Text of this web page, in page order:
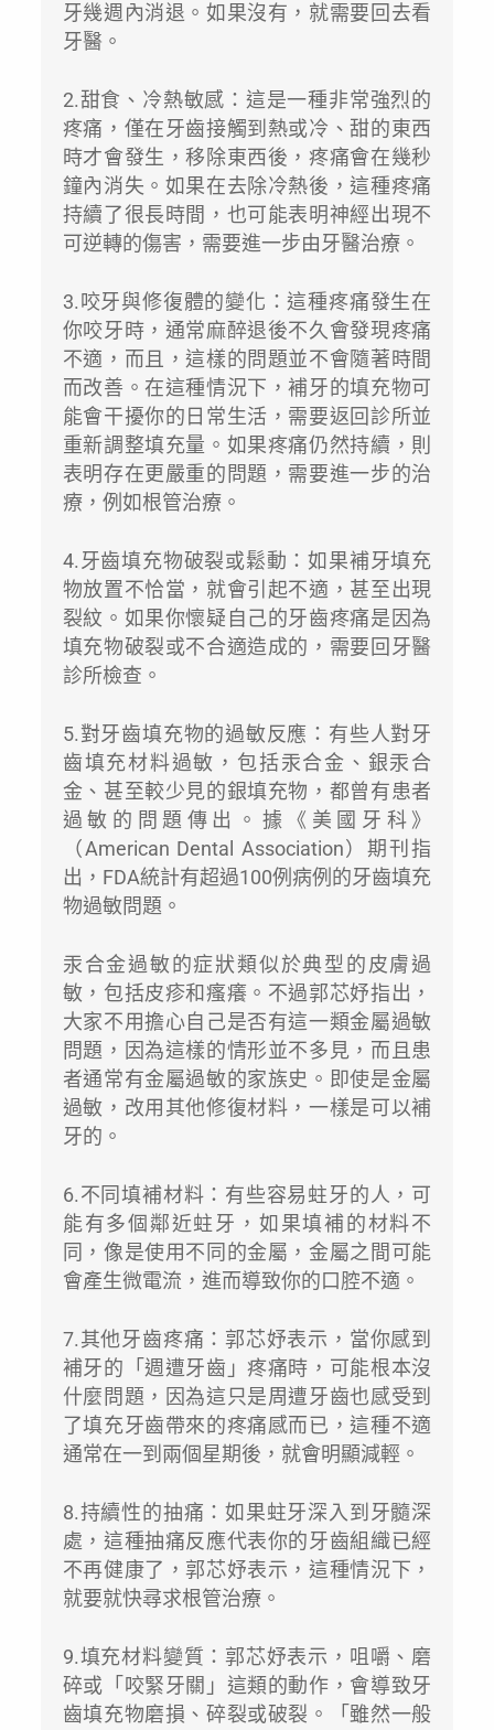
牙幾週內消退。如果沒有，就需要回去看
牙醫。
2.甜食、冷熱敏感：這是一種非常強烈的
疼痛，僅在牙齒接觸到熱或冷、甜的東西
時才會發生，移除東西後，疼痛會在幾秒
鐘內消失。如果在去除冷熱後，這種疼痛
持續了很長時間，也可能表明神經出現不
可逆轉的傷害，需要進一步由牙醫治療。
3.咬牙與修復體的變化：這種疼痛發生在
你咬牙時，通常麻醉退後不久會發現疼痛
不適，而且，這樣的問題並不會隨著時間
而改善。在這種情況下，補牙的填充物可
能會干擾你的日常生活，需要返回診所並
重新調整填充量。如果疼痛仍然持續，則
表明存在更嚴重的問題，需要進一步的治
療，例如根管治療。
4.牙齒填充物破裂或鬆動：如果補牙填充
物放置不恰當，就會引起不適，甚至出現
裂紋。如果你懷疑自己的牙齒疼痛是因為
填充物破裂或不合適造成的，需要回牙醫
診所檢查。
5.對牙齒填充物的過敏反應：有些人對牙
齒填充材料過敏，包括汞合金、銀汞合
金、甚至較少見的銀填充物，都曾有患者
過敏的問題傳出。據《美國牙科》
（American Dental Association）期刊指
出，FDA統計有超過100例病例的牙齒填充
物過敏問題。
汞合金過敏的症狀類似於典型的皮膚過
敏，包括皮疹和瘙癢。不過郭芯妤指出，
大家不用擔心自己是否有這一類金屬過敏
問題，因為這樣的情形並不多見，而且患
者通常有金屬過敏的家族史。即使是金屬
過敏，改用其他修復材料，一樣是可以補
牙的。
6.不同填補材料：有些容易蛀牙的人，可
能有多個鄰近蛀牙，如果填補的材料不
同，像是使用不同的金屬，金屬之間可能
會產生微電流，進而導致你的口腔不適。
7.其他牙齒疼痛：郭芯妤表示，當你感到
補牙的「週遭牙齒」疼痛時，可能根本沒
什麼問題，因為這只是周遭牙齒也感受到
了填充牙齒帶來的疼痛感而已，這種不適
通常在一到兩個星期後，就會明顯減輕。
8.持續性的抽痛：如果蛀牙深入到牙髓深
處，這種抽痛反應代表你的牙齒組織已經
不再健康了，郭芯妤表示，這種情況下，
就要就快尋求根管治療。
9.填充材料變質：郭芯妤表示，咀嚼、磨
碎或「咬緊牙關」這類的動作，會導致牙
齒填充物磨損、碎裂或破裂。「雖然一般